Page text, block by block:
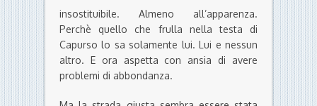
insostituibile. Almeno all’apparenza.
Perchè quello che frulla nella testa di
Capurso lo sa solamente lui. Lui e nessun
altro. E ora aspetta con ansia di avere
problemi di abbondanza.